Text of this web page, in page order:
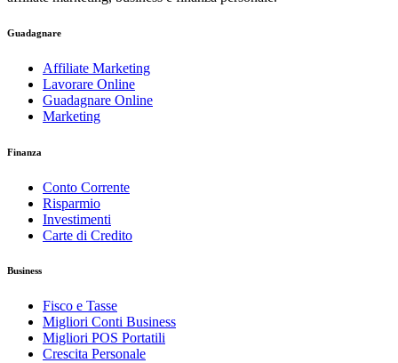
Guadagnare
Affiliate Marketing
Lavorare Online
Guadagnare Online
Marketing
Finanza
Conto Corrente
Risparmio
Investimenti
Carte di Credito
Business
Fisco e Tasse
Migliori Conti Business
Migliori POS Portatili
Crescita Personale